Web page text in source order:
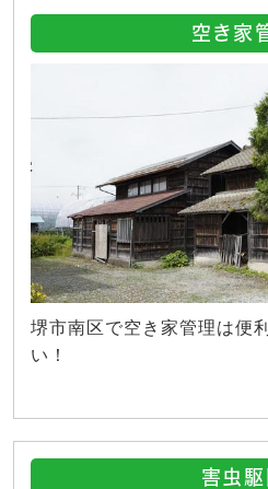
空き家
堺市南区で空き家管理は便
い！
害虫